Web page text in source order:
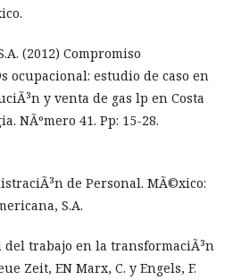
(2012) Compromiso
ocupacional: estudio de caso en
y venta de gas lp en Costa
NÃºmero 41. Pp: 15-28.
de Personal. MÃ©xico:
S.A.
del trabajo en la transformaciÃ³n
Zeit, EN Marx, C. y Engels, F.